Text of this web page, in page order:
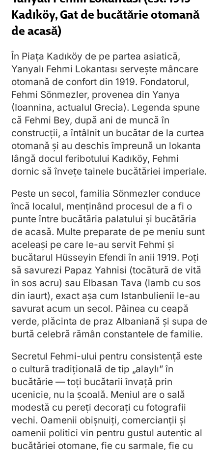
Kadıköy, Gat de bucătărie otomană
de acasă)
În Piața Kadıköy de pe partea asiatică,
Yanyalı Fehmi Lokantası servește mâncare
otomană de confort din 1919. Fondatorul,
Fehmi Sönmezler, provenea din Yanya
(Ioannina, actualul Grecia). Legenda spune
că Fehmi Bey, după ani de muncă în
construcții, a întâlnit un bucătar de la curtea
otomană și au deschis împreună un lokanta
lângă docul feribotului Kadıköy, Fehmi
dornic să învețe tainele bucătăriei imperiale.
Peste un secol, familia Sönmezler conduce
încă localul, menținând procesul de a fi o
punte între bucătăria palatului și bucătăria
de acasă. Multe preparate de pe meniu sunt
aceleași pe care le-au servit Fehmi și
bucătarul Hüsseyin Efendi în anii 1919. Poți
să savurezi Papaz Yahnisi (tocătură de vită
în sos acru) sau Elbasan Tava (lamb cu sos
din iaurt), exact așa cum Istanbulienii le-au
savurat acum un secol. Pâinea cu ceapă
verde, plăcinta de praz Albaniană și supa de
burtă celebră rămân constantele de familie.
Secretul Fehmi-ului pentru consistență este
o cultură tradițională de tip „alaylı” în
bucătărie — toți bucătarii învață prin
ucenicie, nu la școală. Meniul are o sală
modestă cu pereți decorați cu fotografii
vechi. Oamenii obișnuiți, comercianții și
oamenii politici vin pentru gustul autentic al
bucătăriei otomane, fie cu sarmale, fie cu